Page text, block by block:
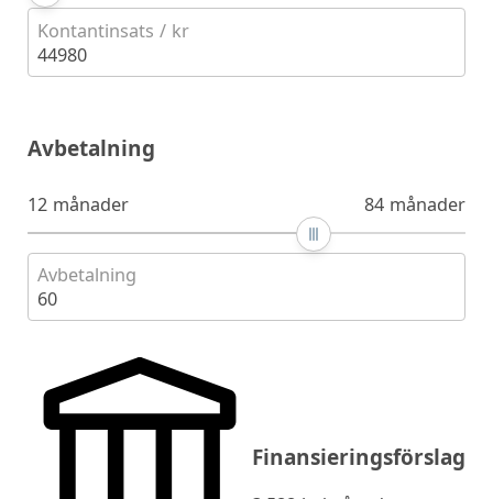
Kontantinsats / kr
44980
Avbetalning
12 månader 84 månader
Avbetalning
60
Finansieringsförslag